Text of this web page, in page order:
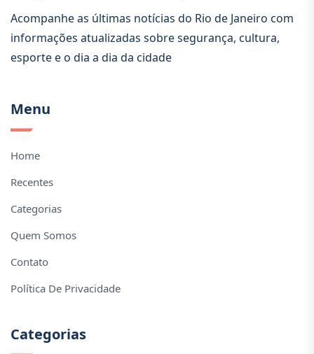
Acompanhe as últimas notícias do Rio de Janeiro com
informações atualizadas sobre segurança, cultura,
esporte e o dia a dia da cidade
Menu
Home
Recentes
Categorias
Quem Somos
Contato
Política De Privacidade
Categorias